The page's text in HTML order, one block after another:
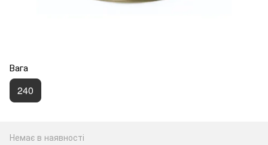
Вага
240
Немає в наявності